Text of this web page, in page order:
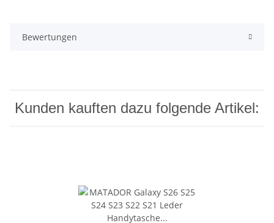
Bewertungen
Kunden kauften dazu folgende Artikel: